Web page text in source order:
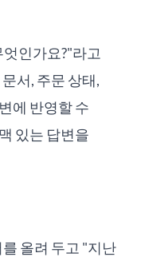
인가요?"라고
서, 주문 상태,
에 반영할 수
있는 답변을
올려 두고 "지난